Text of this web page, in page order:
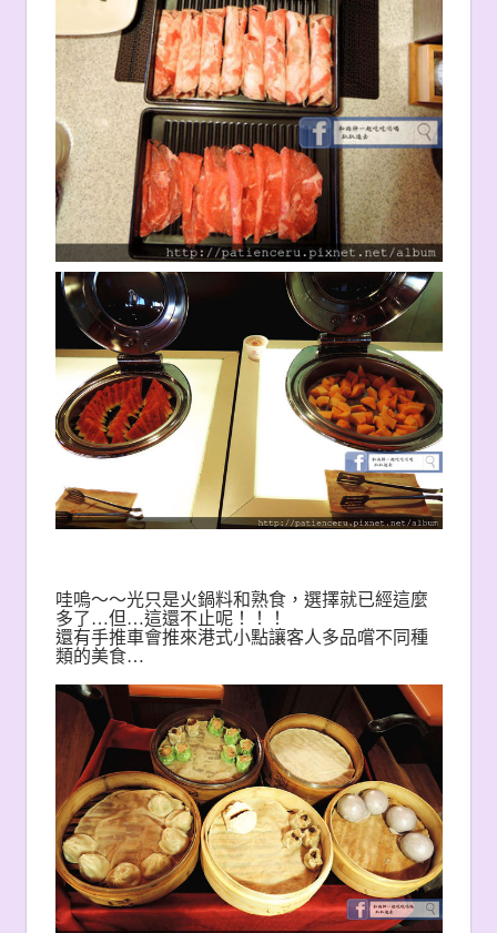
哇嗚～～光只是火鍋料和熟食，選擇就已經這麼
多了…但…這還不止呢！！！
還有手推車會推來港式小點讓客人多品嚐不同種
類的美食…